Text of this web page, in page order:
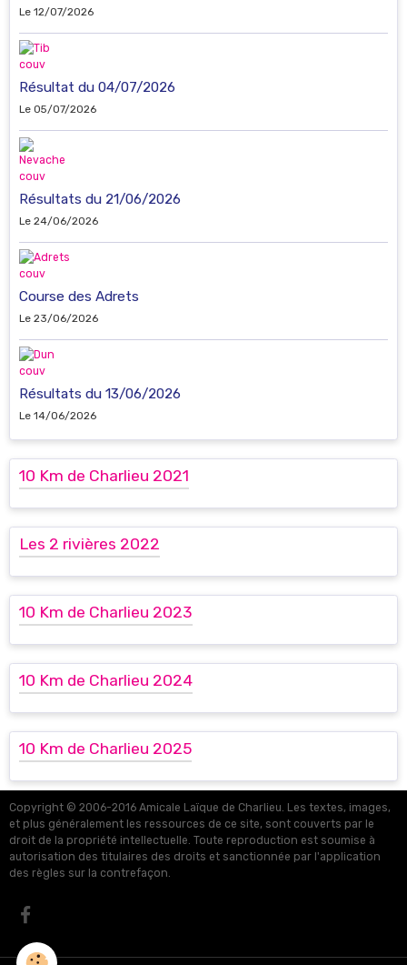
Le 12/07/2026
Résultat du 04/07/2026
Le 05/07/2026
Résultats du 21/06/2026
Le 24/06/2026
Course des Adrets
Le 23/06/2026
Résultats du 13/06/2026
Le 14/06/2026
10 Km de Charlieu 2021
Les 2 rivières 2022
10 Km de Charlieu 2023
10 Km de Charlieu 2024
10 Km de Charlieu 2025
Copyright © 2006-2016 Amicale Laïque de Charlieu. Les textes, images,
et plus généralement les ressources de ce site, sont couverts par le
droit de la propriété intellectuelle. Toute reproduction est soumise à
autorisation des titulaires des droits et sanctionnée par l'application
des règles sur la contrefaçon.